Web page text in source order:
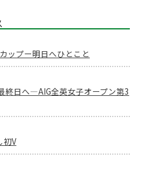
ップー明日へひとこと
終日へ―AIG全英女子オープン第3
初V